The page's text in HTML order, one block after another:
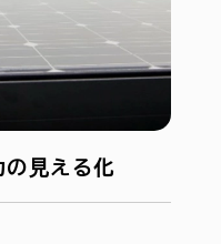
見える化